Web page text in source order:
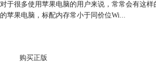
对于很多使用苹果电脑的用户来说，常常会有这样
的苹果电脑，标配内存常小于同价位Wi...
购买正版